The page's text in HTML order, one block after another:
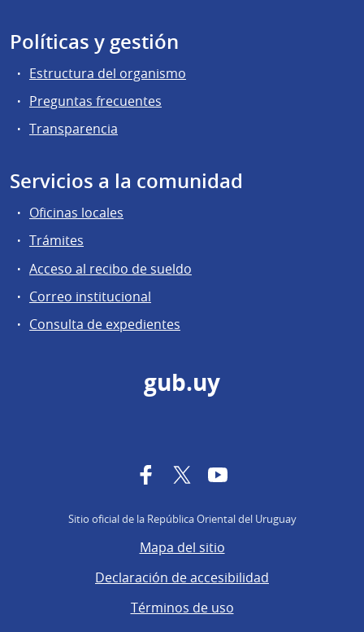
Políticas y gestión
Estructura del organismo
Preguntas frecuentes
Transparencia
Servicios a la comunidad
Oficinas locales
Trámites
Acceso al recibo de sueldo
Correo institucional
Consulta de expedientes
gub.uy
FacebookTwitterYouTube
Sitio oficial de la República Oriental del Uruguay
Mapa del sitio
Declaración de accesibilidad
Términos de uso